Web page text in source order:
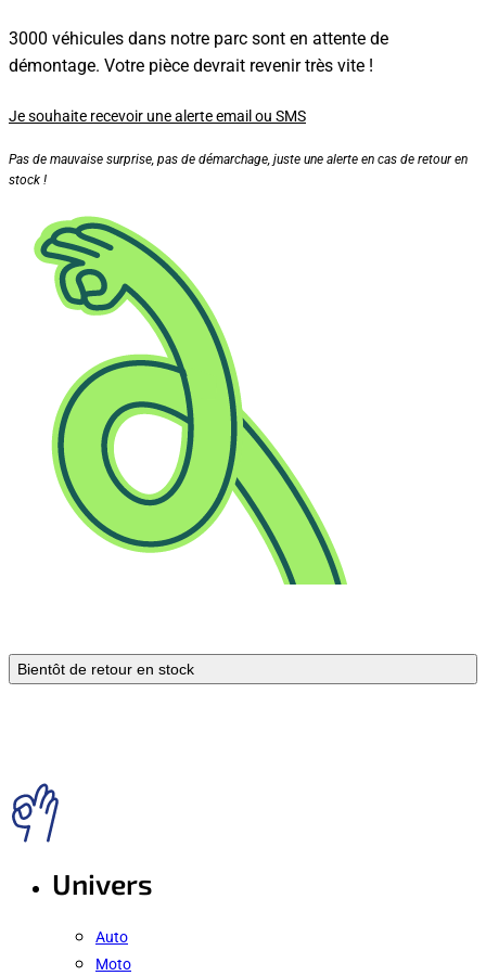
3000 véhicules dans notre parc sont en attente de
démontage. Votre pièce devrait revenir très vite !
Je souhaite recevoir une alerte email ou SMS
Pas de mauvaise surprise, pas de démarchage, juste une alerte en cas de retour en
stock !
Bientôt de retour en stock
Univers
Auto
Moto